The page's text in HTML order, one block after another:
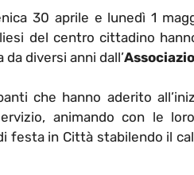
30 aprile e lunedì 1
del centro cittadino
diversi anni dall’
che hanno aderito
animando con le
festa in Città stabilendo il